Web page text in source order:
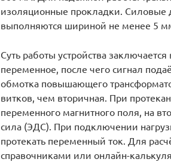
изоляционные прокладки. Силовые
выполняются шириной не менее 5
Суть работы устройства
переменное, после чего сигнал
обмотка повышающего
витков, чем вторичная. При
переменного магнитного поля, на
сила (ЭДС). При подключении
протекать переменный ток. Для
справочниками или онлайн-